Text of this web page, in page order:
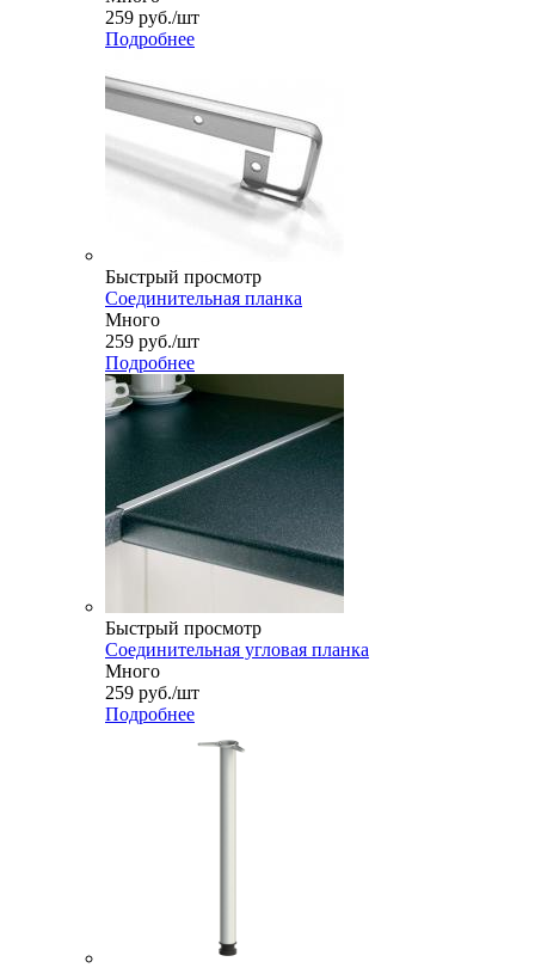
259 руб./шт
Подробнее
Быстрый просмотр
Соединительная планка
Много
259 руб./шт
Подробнее
Быстрый просмотр
Соединительная угловая планка
Много
259 руб./шт
Подробнее